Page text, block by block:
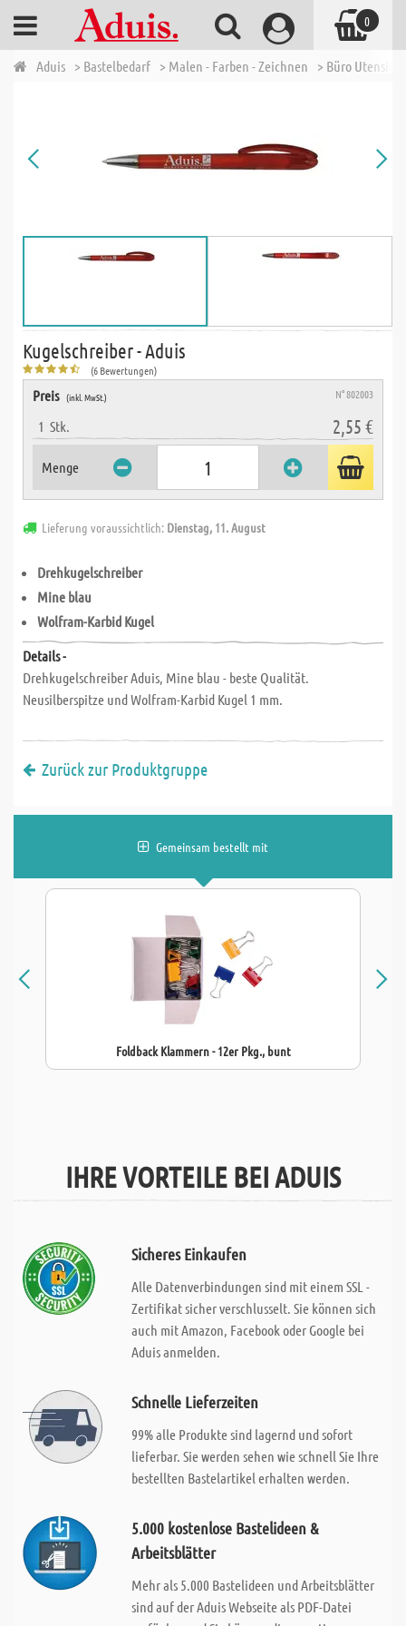
Aduis > Bastelbedarf > Malen - Farben - Zeichnen > Büro
Kugelschreiber - Aduis
(6 Bewertungen)
Preis (inkl. MwSt.) N° 802003
1 Stk. 2,55 €
Menge
Lieferung voraussichtlich: Dienstag, 11. August
Drehkugelschreiber
Mine blau
Wolfram-Karbid Kugel
Details -
Drehkugelschreiber Aduis, Mine blau - beste Qualität.
Neusilberspitze und Wolfram-Karbid Kugel 1 mm.
Zurück zur Produktgruppe
Gemeinsam bestellt mit
Foldback Klammern - 12er Pkg., bunt
IHRE VORTEILE BEI ADUIS
Sicheres Einkaufen
Alle Datenverbindungen sind mit einem SSL -
Zertifikat sicher verschlusselt. Sie können sich
auch mit Amazon, Facebook oder Google bei
Aduis anmelden.
Schnelle Lieferzeiten
99% alle Produkte sind lagernd und sofort
lieferbar. Sie werden sehen wie schnell Sie Ihre
bestellten Bastelartikel erhalten werden.
5.000 kostenlose Bastelideen &
Arbeitsblätter
Mehr als 5.000 Bastelideen und Arbeitsblätter
sind auf der Aduis Webseite als PDF-Datei
0